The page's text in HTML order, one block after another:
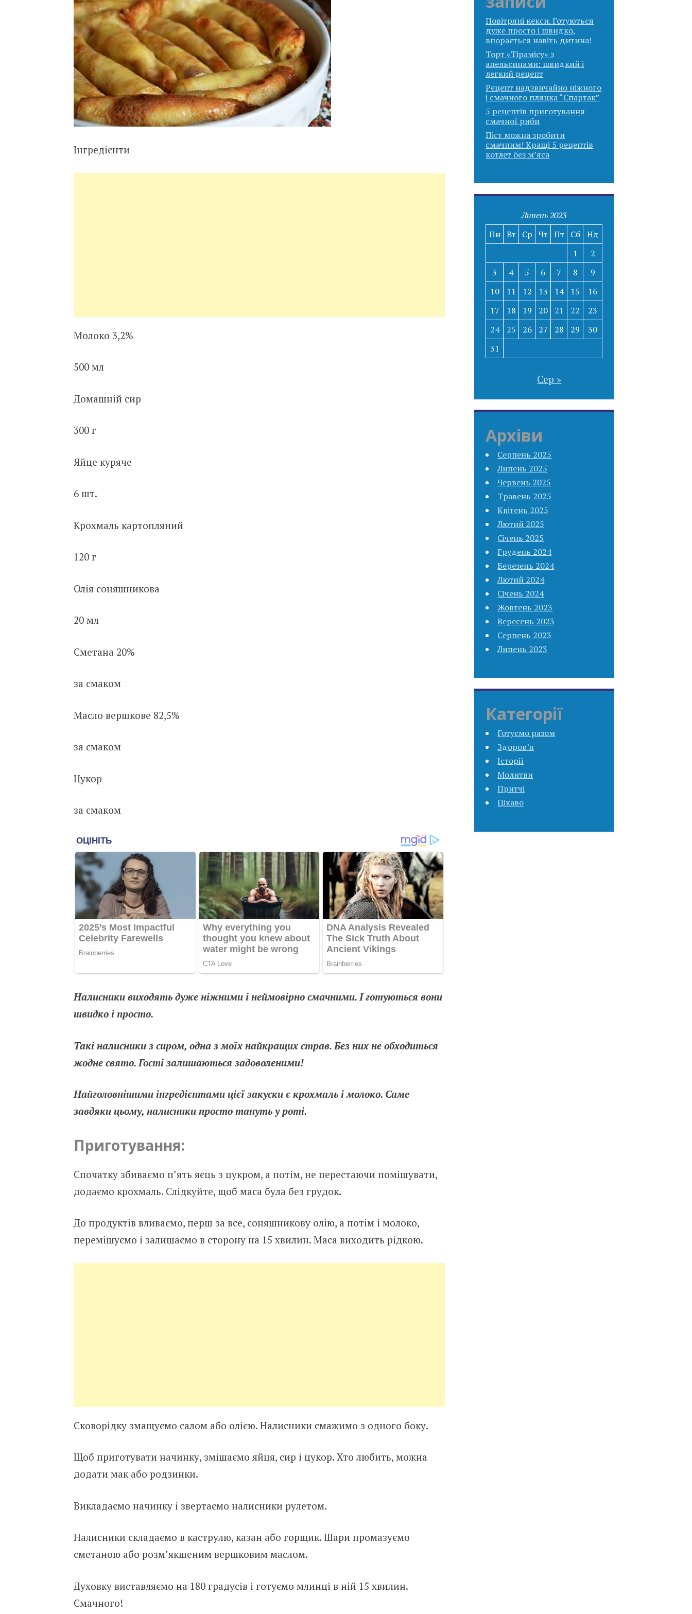
Інгредієнти
Молоко 3,2%
500 мл
Домашній сир
300 г
Яйце куряче
6 шт.
Крохмаль картопляний
120 г
Олія соняшникова
20 мл
Сметана 20%
за смаком
Масло вершкове 82,5%
за смаком
Цукор
за смаком
Налисники виходять дуже ніжними і неймовірно смачними. І готуються вони
швидко і просто.
Такі налисники з сиром, одна з моїх найкращих страв. Без них не обходиться
жодне свято. Гості залишаються задоволеними!
Найголовнішими інгредієнтами цієї закуски є крохмаль і молоко. Саме
завдяки цьому, налисники просто тануть у роті.
Приготування:
Спочатку збиваємо п’ять яєць з цукром, а потім, не перестаючи помішувати,
додаємо крохмаль. Слідкуйте, щоб маса була без грудок.
До продуктів вливаємо, перш за все, соняшникову олію, а потім і молоко,
перемішуємо і залишаємо в сторону на 15 хвилин. Маса виходить рідкою.
Сковорідку змащуємо салом або олією. Налисники смажимо з одного боку.
Щоб приготувати начинку, змішаємо яйця, сир і цукор. Хто любить, можна
додати мак або родзинки.
Викладаємо начинку і звертаємо налисники рулетом.
Налисники складаємо в каструлю, казан або горщик. Шари промазуємо
сметаною або розм’якшеним вершковим маслом.
Духовку виставляємо на 180 градусів і готуємо млинці в ній 15 хвилин.
Смачного!
Повітряні кекси. Готуються
дуже просто і швидко,
впорається навіть дитина!
Торт «Тірамісу» з
апельсинами: швидкий і
легкий рецепт
Рецепт надзвичайно ніжного
і смачного пляцка “Спартак”
5 рецептів приготування
смачної риби
Піст можна зробити
смачним! Кращі 5 рецептів
котлет без м’яса
Липень 2023
Пн Вт Ср Чт Пт Сб Нд
1
2
3
4 5 6 7 8
9
10
11 12 13 14 15
16
17
18 19 20 21 22
23
24
25 26 27 28 29
30
31
Сер »
Архіви
Серпень 2025
Липень 2025
Червень 2025
Травень 2025
Квітень 2025
Лютий 2025
Січень 2025
Грудень 2024
Березень 2024
Лютий 2024
Січень 2024
Жовтень 2023
Вересень 2023
Серпень 2023
Липень 2023
Категорії
Готуємо разом
Здоров’я
Історії
Молитви
Притчі
Цікаво